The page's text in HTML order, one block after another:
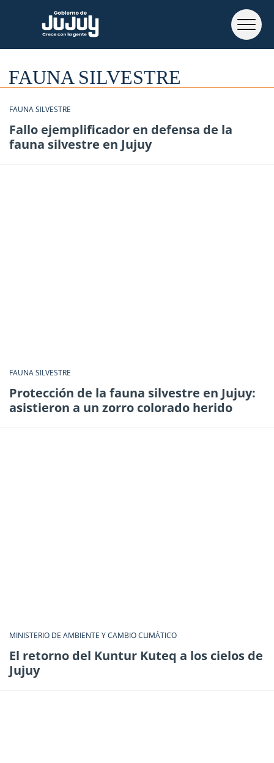
FAUNA SILVESTRE
FAUNA SILVESTRE
Fallo ejemplificador en defensa de la
fauna silvestre en Jujuy
FAUNA SILVESTRE
Protección de la fauna silvestre en Jujuy:
asistieron a un zorro colorado herido
MINISTERIO DE AMBIENTE Y CAMBIO CLIMÁTICO
El retorno del Kuntur Kuteq a los cielos de
Jujuy